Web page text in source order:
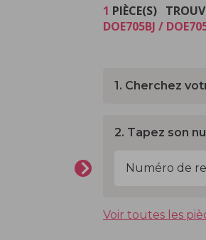
1 PIÈCE(S)
DOE705BJ /
1. Cherchez
2. Tapez son
Voir toutes les